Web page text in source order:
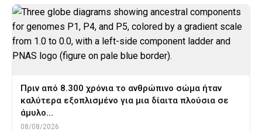
Πριν από 8.300 χρόνια το ανθρώπινο σώμα ήταν
καλύτερα εξοπλισμένο για μια δίαιτα πλούσια σε
άμυλο…
08/08/2026